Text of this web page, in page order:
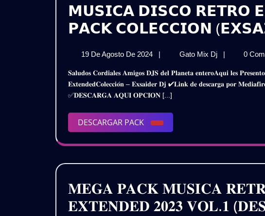
𝗠𝗨𝗦𝗜𝗖𝗔 𝗗𝗜𝗦𝗖𝗢 𝗥𝗘𝗧𝗥𝗢
𝗣𝗔𝗖𝗞 𝗖𝗢𝗟𝗘𝗖𝗖𝗜𝗢𝗡
19 De Agosto De 2024
19
Agosto
De
2024
| Gato Mix Dj
𝗠𝗨𝗦𝗜𝗖𝗔
𝗥𝗘𝗧𝗥𝗢
𝗘𝗫𝗧𝗘𝗡𝗗𝗘𝗗
| 0
𝐒𝐚𝐥𝐮𝐝𝐨𝐬 𝐂𝐨𝐫𝐝𝐢𝐚𝐥𝐞𝐬 𝐀𝐦𝐢𝐠𝐨𝐬 𝐃𝐉𝐒 𝐝𝐞𝐥 𝐏𝐥𝐚𝐧𝐞𝐭𝐚 𝐞𝐧𝐭𝐞𝐫𝐨𝐀𝐪𝐮𝐢 𝐥𝐞𝐬 𝐏𝐫𝐞𝐬𝐞𝐧𝐭𝐨 𝐞𝐬𝐭𝐞 𝐌𝐞𝐠𝐚 𝐏𝐚𝐜𝐤𝐌𝐮𝐬𝐢𝐜𝐚 𝐑𝐞𝐭𝐫𝐨 𝐃𝐢𝐬𝐜𝐨
𝐄𝐱𝐭𝐞𝐧𝐝𝐞𝐝𝐂𝐨𝐥𝐞𝐜𝐜𝐢𝐨́𝐧 – 𝐄𝐱𝐬𝐚𝐢𝐝𝐞𝐫 𝐃𝐣 ✔𝐋𝐢𝐧𝐤 𝐝𝐞 𝐝𝐞𝐬𝐜𝐚𝐫𝐠𝐚 𝐩𝐨𝐫
✅𝐃𝐄𝐒𝐂𝐀𝐑𝐆𝐀 𝐀𝐐𝐔𝐈 𝐎𝐏𝐂𝐈𝐎𝐍 [...]
DESCARGAR PACK
DESCARGAR
PACK
𝐌𝐄𝐆𝐀 𝐏𝐀𝐂𝐊 𝐌𝐔𝐒𝐈𝐂𝐀
𝐄𝐗𝐓𝐄𝐍𝐃𝐄𝐃 𝟐𝟎𝟐𝟑 𝐕𝐎𝐋.𝟏